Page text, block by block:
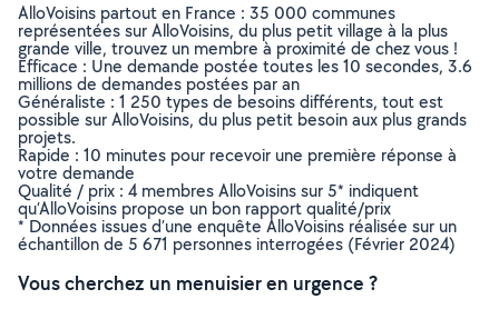
AlloVoisins partout en France : 35 000 communes
représentées sur AlloVoisins, du plus petit village à la plus
grande ville, trouvez un membre à proximité de chez vous !
Efficace : Une demande postée toutes les 10 secondes, 3.6
millions de demandes postées par an
Généraliste : 1 250 types de besoins différents, tout est
possible sur AlloVoisins, du plus petit besoin aux plus grands
projets.
Rapide : 10 minutes pour recevoir une première réponse à
votre demande
Qualité / prix : 4 membres AlloVoisins sur 5* indiquent
qu’AlloVoisins propose un bon rapport qualité/prix
* Données issues d’une enquête AlloVoisins réalisée sur un
échantillon de 5 671 personnes interrogées (Février 2024)
Vous cherchez un menuisier en urgence ?